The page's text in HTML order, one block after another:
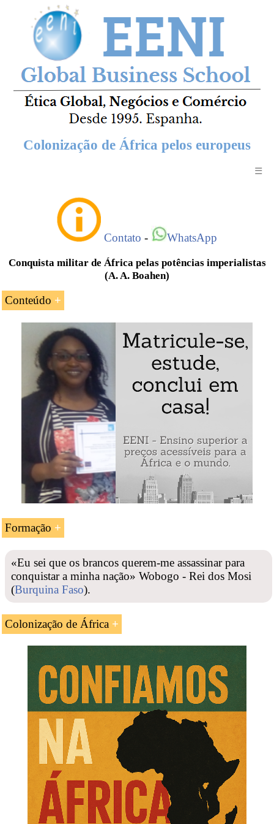
Colonização de África pelos europeus
☰
Contato - WhatsApp
Conquista militar de África pelas potências imperialistas
(A. A. Boahen)
Conteúdo
A África em 1880: 80% do continente é
governado por reis africanos
A África em 1914: somente aEtiópiae a
não foram colonizadas
A conquista militar de África pelas potências
imperialistas
A implantação colonial
A atitude dos africanos
As resistências
O novo sistema económico e social
Formação
A UC «
África sob dominação colonial, 1880-1935
(UNESCO)» é estudada nos seguintes programas
ministrados pela EENI Global Business School:
«Eu sei que os brancos querem-me assassinar para
conquistar a minha nação» Wobogo - Rei dos Mosi
(Burquina Faso).
Colonização de África
Diretor do volume VII ( África
sob dominação colonial,
1880-1935):Albert Adu Boahen Kwadwo( Gana
Os Temas analisados (África sob dominação colonial,
1880-1935).
A colonização
O colonialismo na África
A partição de África
economia africana colonial
As repercussões sociais da colonização